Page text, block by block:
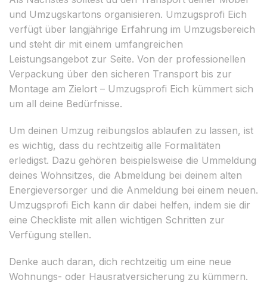
und Umzugskartons organisieren. Umzugsprofi Eich
verfügt über langjährige Erfahrung im Umzugsbereich
und steht dir mit einem umfangreichen
Leistungsangebot zur Seite. Von der professionellen
Verpackung über den sicheren Transport bis zur
Montage am Zielort – Umzugsprofi Eich kümmert sich
um all deine Bedürfnisse.
Um deinen Umzug reibungslos ablaufen zu lassen, ist
es wichtig, dass du rechtzeitig alle Formalitäten
erledigst. Dazu gehören beispielsweise die Ummeldung
deines Wohnsitzes, die Abmeldung bei deinem alten
Energieversorger und die Anmeldung bei einem neuen.
Umzugsprofi Eich kann dir dabei helfen, indem sie dir
eine Checkliste mit allen wichtigen Schritten zur
Verfügung stellen.
Denke auch daran, dich rechtzeitig um eine neue
Wohnungs- oder Hausratversicherung zu kümmern.